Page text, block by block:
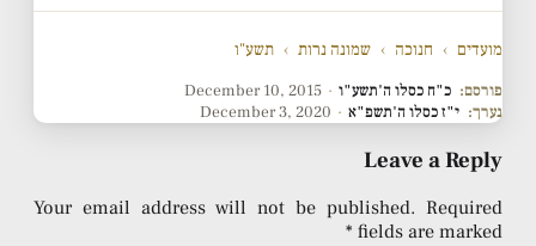
מועדים › חנוכה › שמונה נרות › תשע"ו
פורסם: כ"ח כסלו ה'תשע"ו ·
December 10, 2015
נערך: י"ז כסלו ה'תשפ"א ·
December 3, 2020
Leave a Reply
Your email address will not be published. Required
fields are marked
*